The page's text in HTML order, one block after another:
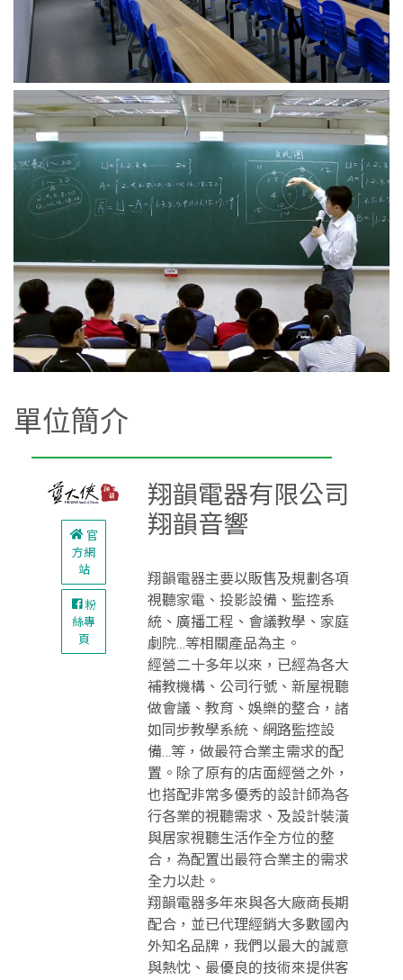
單位簡介
官
方網
站
粉
絲專
頁
翔韻電器有限公司
翔韻音響
翔韻電器主要以販售及規劃各項
視聽家電、投影設備、監控系
統、廣播工程、會議教學、家庭
劇院…等相關產品為主。
經營二十多年以來，已經為各大
補教機構、公司行號、新屋視聽
做會議、教育、娛樂的整合，諸
如同步教學系統、網路監控設
備…等，做最符合業主需求的配
置。除了原有的店面經營之外，
也搭配非常多優秀的設計師為各
行各業的視聽需求、及設計裝潢
與居家視聽生活作全方位的整
合，為配置出最符合業主的需求
全力以赴。
翔韻電器多年來與各大廠商長期
配合，並已代理經銷大多數國內
外知名品牌，我們以最大的誠意
與熱忱、最優良的技術來提供客